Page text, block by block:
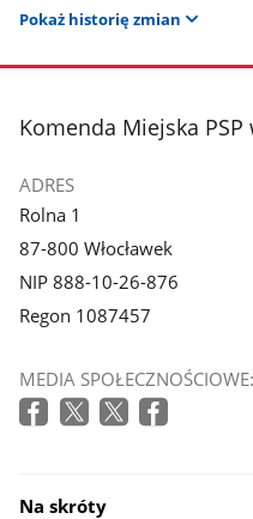
Pokaż historię zmian
stopka
Komenda Miejska PSP
ADRES
Rolna 1
87-800 Włocławek
NIP 888-10-26-876
Regon 1087457
MEDIA SPOŁECZNOŚCIOWE:
Na skróty